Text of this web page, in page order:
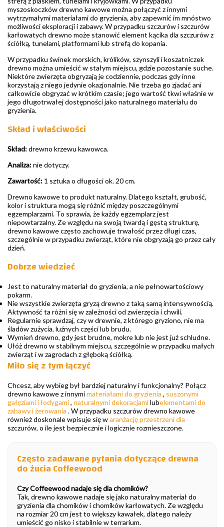
myszoskoczków drewno kawowe można połączyć z innymi
wytrzymałymi materiałami do gryzienia, aby zapewnić im mnóstwo
możliwości eksploracji i zabawy. W przypadku szczurów i szczurów
karłowatych drewno może stanowić element kącika dla szczurów z
ściółką, tunelami, platformami lub strefą do kopania.
W przypadku świnek morskich, królików, szynszyli i koszatniczek
drewno można umieścić w stałym miejscu, gdzie pozostanie suche.
Niektóre zwierzęta obgryzają je codziennie, podczas gdy inne
korzystają z niego jedynie okazjonalnie. Nie trzeba go zjadać ani
całkowicie obgryzać w krótkim czasie; jego wartość tkwi właśnie w
jego długotrwałej dostępności jako naturalnego materiału do
gryzienia.
Skład i właściwości
Skład:drewno krzewu kawowca.
Analiza:nie dotyczy.
Zawartość: 1 sztuka o długości ok. 20 cm.
Drewno kawowe to produkt naturalny. Dlatego kształt, grubość,
kolor i struktura mogą się różnić między poszczególnymi
egzemplarzami. To sprawia, że każdy egzemplarz jest
niepowtarzalny. Ze względu na swoją twardą i gęstą strukturę,
drewno kawowe często zachowuje trwałość przez długi czas,
szczególnie w przypadku zwierząt, które nie obgryzają go przez cały
dzień.
Dobrze wiedzieć
Jest to naturalny materiał do gryzienia, a nie pełnowartościowy
pokarm.
Nie wszystkie zwierzęta gryzą drewno z taką samą intensywnością.
Aktywność ta różni się w zależności od zwierzęcia i chwili.
Regularnie sprawdzaj, czy w drewnie, z którego gryziono, nie ma
śladów zużycia, luźnych części lub brudu.
Wymień drewno, gdy jest brudne, mokre lub nie jest już schludne.
Ułóż drewno w stabilnym miejscu, szczególnie w przypadku małych
zwierząt i w zagrodach z głęboką ściółką.
Miło się z tym łączyć
Chcesz, aby wybieg był bardziej naturalny i funkcjonalny? Połącz
drewno kawowe z innymimateriałami do gryzienia , suszonymi
gałęziami i łodygami, naturalnymi dekoracjamilubelementami do
zabawy i żerowania . W przypadku szczurów drewno kawowe
również doskonale wpisuje się waranżację przestrzeni dla
szczurów, o ile jest bezpiecznie i logicznie rozmieszczone.
Często zadawane pytania dotyczące drewna
do żucia Coffeewood
Czy Coffeewood nadaje się dla chomików?
Tak, drewno kawowe nadaje się jako naturalny materiał do
gryzienia dla chomików i chomików karłowatych. Ze względu
na rozmiar 20 cm jest to większy kawałek, dlatego należy
umieścić go nisko i stabilnie w terrarium.